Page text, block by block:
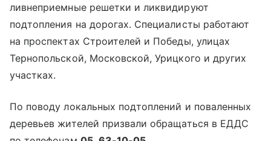
ливнеприемные решетки и ликвидируют
подтопления на дорогах. Специалисты работают
на проспектах Строителей и Победы, улицах
Тернопольской, Московской, Урицкого и других
участках.
По поводу локальных подтоплений и поваленных
деревьев жителей призвали обращаться в ЕДДС